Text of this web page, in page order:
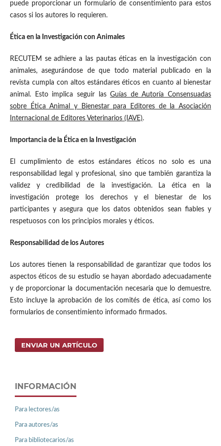
puede proporcionar un formulario de consentimiento para estos
casos si los autores lo requieren.
Ética en la Investigación con Animales
RECUTEM se adhiere a las pautas éticas en la investigación con
animales, asegurándose de que todo material publicado en la
revista cumpla con altos estándares éticos en cuanto al bienestar
animal. Esto implica seguir lasGuías de Autoría Consensuadas
sobre Ética Animal y Bienestar para Editores de la Asociación
Internacional de Editores Veterinarios (IAVE).
Importancia de la Ética en la Investigación
El cumplimiento de estos estándares éticos no solo es una
responsabilidad legal y profesional, sino que también garantiza la
validez y credibilidad de la investigación. La ética en la
investigación protege los derechos y el bienestar de los
participantes y asegura que los datos obtenidos sean fiables y
respetuosos con los principios morales y éticos.
Responsabilidad de los Autores
Los autores tienen la responsabilidad de garantizar que todos los
aspectos éticos de su estudio se hayan abordado adecuadamente
y de proporcionar la documentación necesaria que lo demuestre.
Esto incluye la aprobación de los comités de ética, así como los
formularios de consentimiento informado firmados.
ENVIAR UN ARTÍCULO
INFORMACIÓN
Para lectores/as
Para autores/as
Para bibliotecarios/as